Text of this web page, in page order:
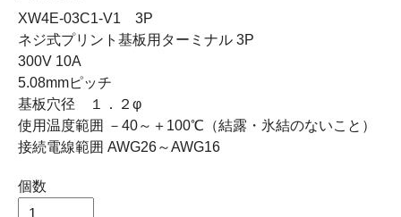
XW4E-03C1-V1 3P
ネジ式プリント基板用ターミナル 3P
300V 10A
5.08mmピッチ
基板穴径 １．２φ
使用温度範囲 －40～＋100℃（結露・氷結のないこと）
接続電線範囲 AWG26～AWG16
個数